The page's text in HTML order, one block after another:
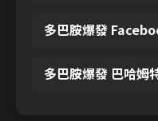
多巴胺爆發
多巴胺爆發 巴哈姆